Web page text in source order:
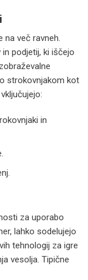
na več ravneh.
podjetij, ki iščejo
strokovnjakom kot
in
za uporabo
lahko sodelujejo
tehnologij za igre
vesolja. Tipične